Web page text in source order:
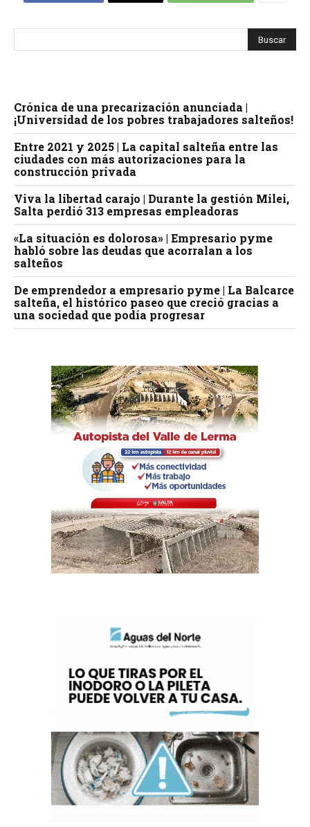
Crónica de una precarización anunciada |
¡Universidad de los pobres trabajadores salteños!
Entre 2021 y 2025 | La capital salteña entre las
ciudades con más autorizaciones para la
construcción privada
Viva la libertad carajo | Durante la gestión Milei,
Salta perdió 313 empresas empleadoras
«La situación es dolorosa» | Empresario pyme
habló sobre las deudas que acorralan a los
salteños
De emprendedor a empresario pyme | La Balcarce
salteña, el histórico paseo que creció gracias a
una sociedad que podía progresar